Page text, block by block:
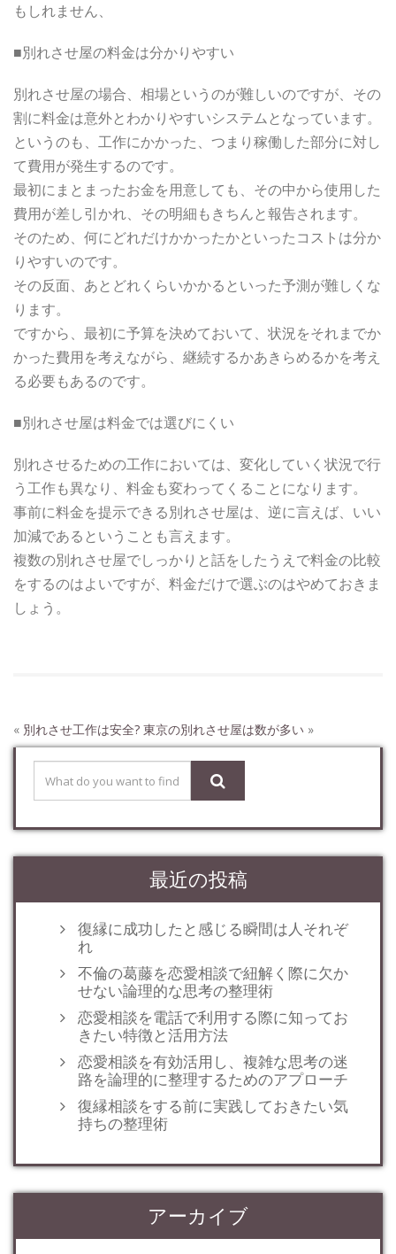
もしれません、
■別れさせ屋の料金は分かりやすい
別れさせ屋の場合、相場というのが難しいのですが、その
割に料金は意外とわかりやすいシステムとなっています。
というのも、工作にかかった、つまり稼働した部分に対し
て費用が発生するのです。
最初にまとまったお金を用意しても、その中から使用した
費用が差し引かれ、その明細もきちんと報告されます。
そのため、何にどれだけかかったかといったコストは分か
りやすいのです。
その反面、あとどれくらいかかるといった予測が難しくな
ります。
ですから、最初に予算を決めておいて、状況をそれまでか
かった費用を考えながら、継続するかあきらめるかを考え
る必要もあるのです。
■別れさせ屋は料金では選びにくい
別れさせるための工作においては、変化していく状況で行
う工作も異なり、料金も変わってくることになります。
事前に料金を提示できる別れさせ屋は、逆に言えば、いい
加減であるということも言えます。
複数の別れさせ屋でしっかりと話をしたうえで料金の比較
をするのはよいですが、料金だけで選ぶのはやめておきま
しょう。
« 別れさせ工作は安全? 東京の別れさせ屋は数が多い »
最近の投稿
復縁に成功したと感じる瞬間は人それぞ
れ
不倫の葛藤を恋愛相談で紐解く際に欠か
せない論理的な思考の整理術
恋愛相談を電話で利用する際に知ってお
きたい特徴と活用方法
恋愛相談を有効活用し、複雑な思考の迷
路を論理的に整理するためのアプローチ
復縁相談をする前に実践しておきたい気
持ちの整理術
アーカイブ